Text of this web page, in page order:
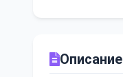
Описание